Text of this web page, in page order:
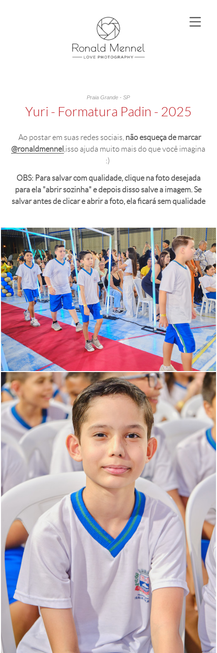
Praia Grande - SP
Yuri - Formatura Padin - 2025
Ao postar em suas redes sociais, não esqueça de marcar
@ronaldmennel ,isso ajuda muito mais do que você imagina
:)
OBS: Para salvar com qualidade, clique na foto desejada
para ela "abrir sozinha" e depois disso salve a imagem. Se
salvar antes de clicar e abrir a foto, ela ficará sem qualidade